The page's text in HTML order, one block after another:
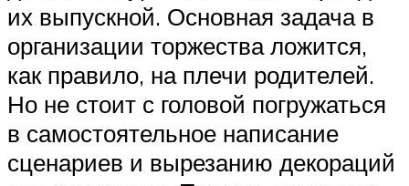
их выпускной. Основная задача в
организации торжества ложится,
как правило, на плечи родителей.
Но не стоит с головой погружаться
в самостоятельное написание
сценариев и вырезанию декораций